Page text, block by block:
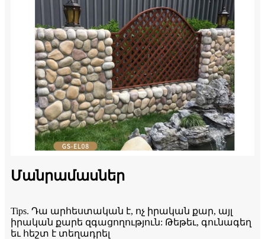
Մանրամասներ
Tips. Դա արհեստական ​​է, ոչ իրական քար, այլ
իրական քարե զգացողություն: Թեթեւ, գունագեղ
եւ հեշտ է տեղադրել